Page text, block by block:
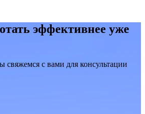
эффективнее уже
свяжемся с вами для консультации